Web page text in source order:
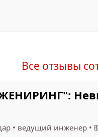
Все отзывы
• ведущий инженер •